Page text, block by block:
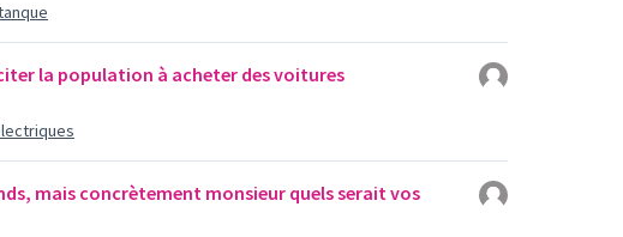
la population à acheter des voitures
mais concrètement monsieur quels serait vos